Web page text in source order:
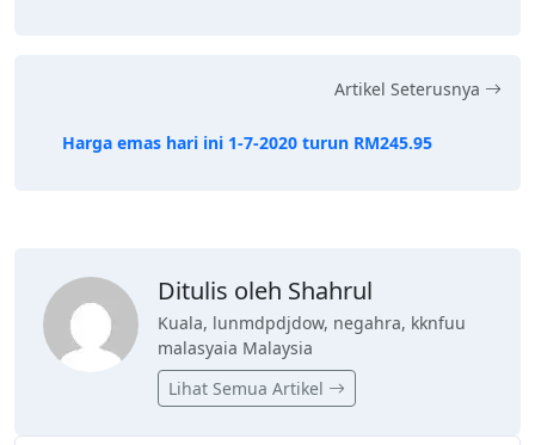
Artikel Seterusnya
Harga emas hari ini 1-7-2020 turun RM245.95
Ditulis oleh Shahrul
Kuala, lunmdpdjdow, negahra, kknfuu
malasyaia Malaysia
Lihat Semua Artikel